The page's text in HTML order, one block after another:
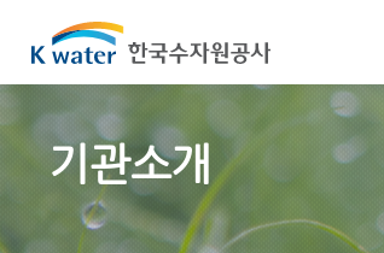
기관소개